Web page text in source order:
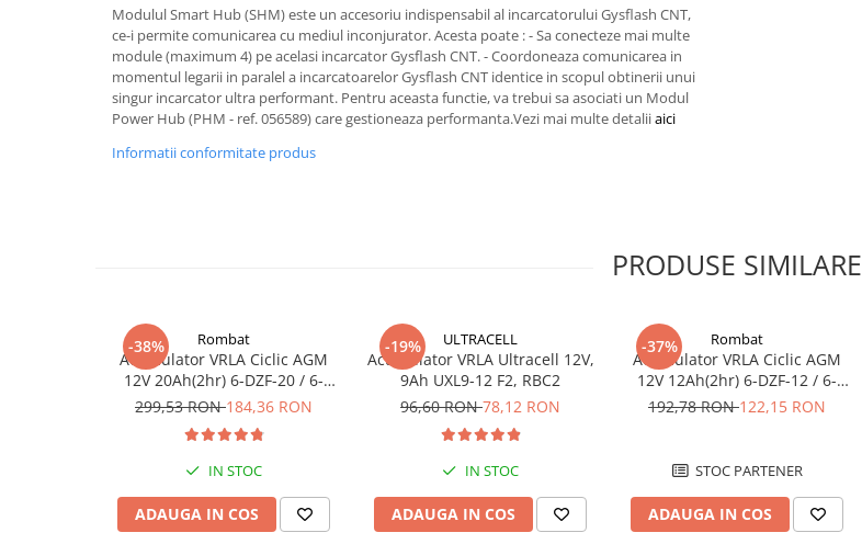
Sisteme de Stocare Comerciale
Sisteme fotovoltaice complete
Sisteme fotovoltaice de putere
mica (rulota/caravan/case de
Sisteme fotovoltaice profesionale
Prize de incarcare vehicule
Acumulatori VRLA AGM/GEL /
Tractiune / LiFePo4
Baterii si acumulatori gel si VRLA
Modulul Smart Hub (SHM) este un accesoriu indispensabil al incarcatorului Gysflash CNT,
ce-i permite comunicarea cu mediul inconjurator. Acesta poate : - Sa conecteze mai multe
module (maximum 4) pe acelasi incarcator Gysflash CNT. - Coordoneaza comunicarea in
momentul legarii in paralel a incarcatoarelor Gysflash CNT identice in scopul obtinerii unui
singur incarcator ultra performant. Pentru aceasta functie, va trebui sa asociati un Modul
Power Hub (PHM - ref. 056589) care gestioneaza performanta.Vezi mai multe detaliiaici
Informatii conformitate produs
PRODUSE SIMILARE
-38% Rombat
Acumulator VRLA Ciclic AGM
12V 20Ah(2hr) 6-DZF-20 / 6-
DZM-20 pentru biciclete
299,53 RON184,36 RON
IN STOC
ADAUGA IN COS
-19% ULTRACELL
Acumulator VRLA Ultracell 12V,
9Ah UXL9-12 F2, RBC2
96,60 RON78,12 RON
IN STOC
ADAUGA IN COS
-37% Rombat
Acumulator VRLA Ciclic AGM
12V 12Ah(2hr) 6-DZF-12 / 6-
DZM-12 pentru biciclete
192,78 RON122,15 RON
STOC PARTENER
ADAUGA IN COS